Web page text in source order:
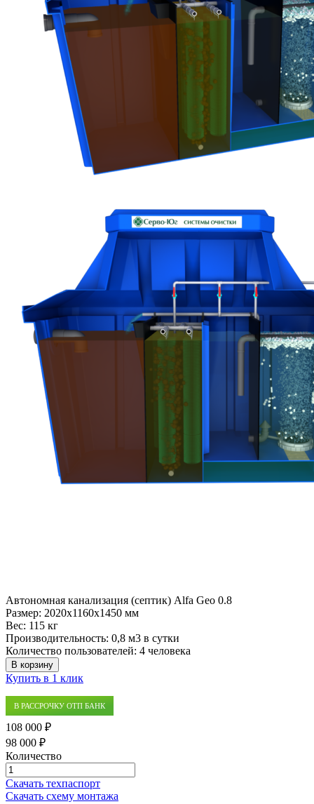
Автономная канализация (септик) Alfa Geo 0.8
Размер: 2020x1160x1450 мм
Вес: 115 кг
Производительность: 0,8 м3 в сутки
Количество пользователей: 4 человека
В корзину
Купить в 1 клик
В РАССРОЧКУ ОТП БАНК
108 000 ₽
98 000 ₽
Количество
Количество
товара
Автономная
Скачать техпаспорт
Скачать схему монтажа